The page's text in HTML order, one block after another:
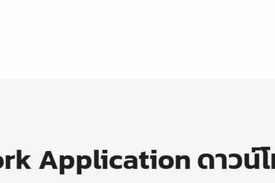
Application ดาวน์